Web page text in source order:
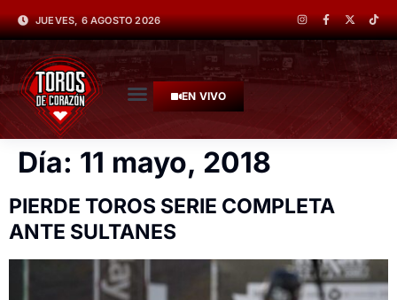
JUEVES, 6 AGOSTO 2026
EN VIVO
Día: 11 mayo, 2018
PIERDE TOROS SERIE COMPLETA
ANTE SULTANES